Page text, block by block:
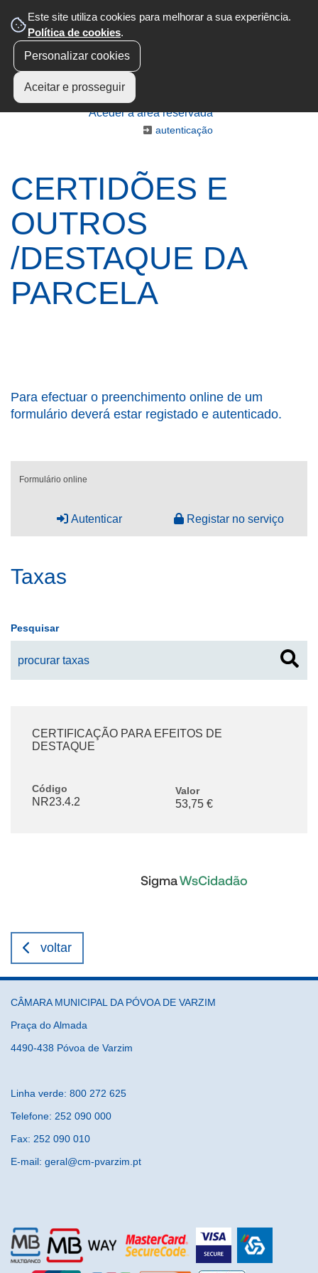
Este site utiliza cookies para melhorar a sua experiência.
Política de cookies.
Personalizar cookies
Aceitar e prosseguir
Aceder à área reservada
autenticação
CERTIDÕES E
OUTROS
/DESTAQUE DA
PARCELA
Para efectuar o preenchimento online de um
formulário deverá estar registado e autenticado.
Formulário online
Autenticar Registar no serviço
Taxas
Pesquisar
Código
NR23.4.2
CERTIFICAÇÃO PARA EFEITOS DE
DESTAQUE
Valor
53,75 €
voltar
CÂMARA MUNICIPAL DA PÓVOA DE VARZIM
Praça do Almada
4490-438 Póvoa de Varzim
Linha verde: 800 272 625
Telefone: 252 090 000
Fax: 252 090 010
E-mail: geral@cm-pvarzim.pt